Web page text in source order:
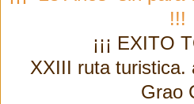
!!!
¡¡¡ EXITO
XXIII ruta turistica.
Grao